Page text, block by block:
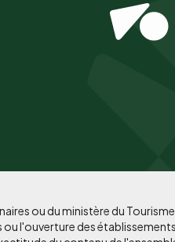
ou du ministère du Tourisme
l'ouverture des